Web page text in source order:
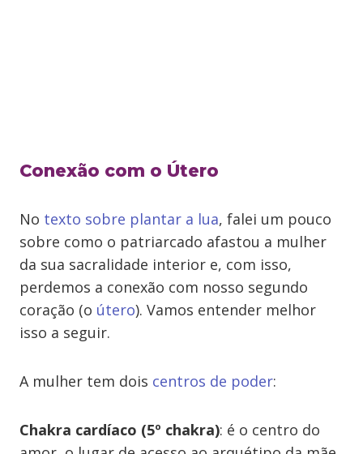
Conexão com o Útero
No texto sobre plantar a lua, falei um pouco
sobre como o patriarcado afastou a mulher
da sua sacralidade interior e, com isso,
perdemos a conexão com nosso segundo
coração (o útero). Vamos entender melhor
isso a seguir.
A mulher tem dois centros de poder:
Chakra cardíaco (5º chakra): é o centro do